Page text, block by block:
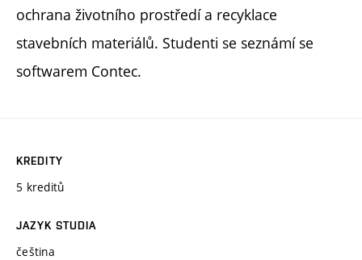
ochrana životního prostředí a recyklace
stavebních materiálů. Studenti se seznámí se
softwarem Contec.
KREDITY
5 kreditů
JAZYK STUDIA
čeština